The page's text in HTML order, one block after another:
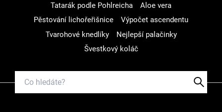
Tatarák podle Pohlreicha
Aloe vera
Pěstování lichořeřišnice
Výpočet ascendentu
Tvarohové knedlíky
Nejlepší palačinky
Švestkový koláč